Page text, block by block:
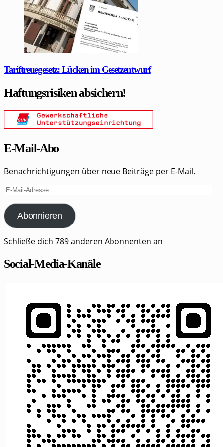
Tariftreuegesetz: Lücken im Gesetzentwurf
Haftungsrisiken absichern!
E-Mail-Abo
Benachrichtigungen über neue Beiträge per E-Mail.
E-
Mail-
Adresse
Abonnieren
Schließe dich 789 anderen Abonnenten an
Social-Media-Kanäle